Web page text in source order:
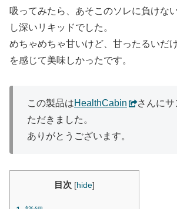
吸ってみたら、あそこのソレに負けな
し深いリキッドでした。
めちゃめちゃ甘いけど、甘ったるいだ
を感じて美味しかったです。
この製品はHealthCabin
さんにサ
ただきました。
ありがとうございます。
目次 [hide]